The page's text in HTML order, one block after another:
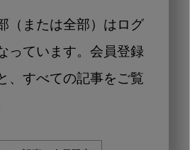
（または全部）はログ
っています。会員登録
、すべての記事をご覧